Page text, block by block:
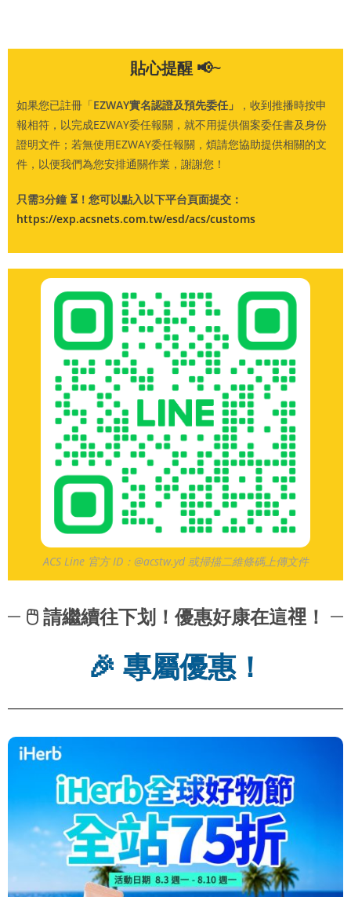
貼心提醒 📢~
如果您已註冊「EZWAY實名認證及預先委任」
，收到推播時按申
報相符，以完成EZWAY委任報關，就不用提供個案委任書及身份
證明文件； 若無使用EZWAY委任報關 ，煩請您協助提供相關的文
件，以便我們為您安排通關作業，謝謝您！
只需3分鐘 ⏳！您可以點入以下平台頁面提交：
https://exp.acsnets.com.tw/esd/acs/customs
ACS Line 官方 ID：@acstw.yd 或掃描二維條碼上傳文件
🖱 請繼續往下划！優惠好康在這𥚃！
🎉 專屬優惠！